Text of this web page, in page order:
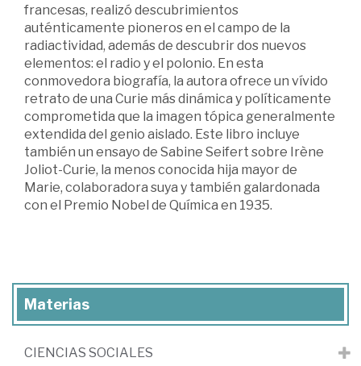
francesas, realizó descubrimientos
auténticamente pioneros en el campo de la
radiactividad, además de descubrir dos nuevos
elementos: el radio y el polonio. En esta
conmovedora biografía, la autora ofrece un vívido
retrato de una Curie más dinámica y políticamente
comprometida que la imagen tópica generalmente
extendida del genio aislado. Este libro incluye
también un ensayo de Sabine Seifert sobre Irène
Joliot-Curie, la menos conocida hija mayor de
Marie, colaboradora suya y también galardonada
con el Premio Nobel de Química en 1935.
Materias
CIENCIAS SOCIALES